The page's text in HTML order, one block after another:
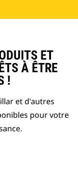
ET
À ÊTRE
!
et d'autres
pour votre